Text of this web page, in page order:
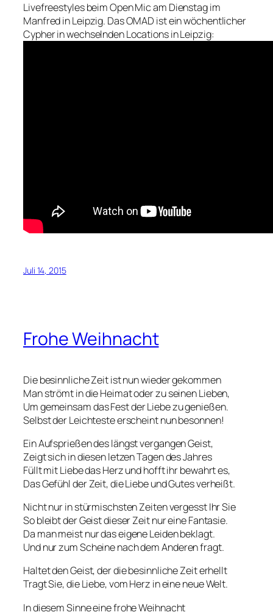
Livefreestyles beim Open Mic am Dienstag im
Manfred in Leipzig. Das OMAD ist ein wöchentlicher
Cypher in wechselnden Locations in Leipzig:
Juli 14, 2015
Frohe Weihnacht
Die besinnliche Zeit ist nun wieder gekommen
Man strömt in die Heimat oder zu seinen Lieben,
Um gemeinsam das Fest der Liebe zu genießen.
Selbst der Leichteste erscheint nun besonnen!
Ein Aufsprießen des längst vergangen Geist,
Zeigt sich in diesen letzen Tagen des Jahres
Füllt mit Liebe das Herz und hofft ihr bewahrt es,
Das Gefühl der Zeit, die Liebe und Gutes verheißt.
Nicht nur in stürmischsten Zeiten vergesst Ihr Sie
So bleibt der Geist dieser Zeit nur eine Fantasie.
Da man meist nur das eigene Leiden beklagt.
Und nur zum Scheine nach dem Anderen fragt.
Haltet den Geist, der die besinnliche Zeit erhellt
Tragt Sie, die Liebe, vom Herz in eine neue Welt.
In diesem Sinne eine frohe Weihnacht